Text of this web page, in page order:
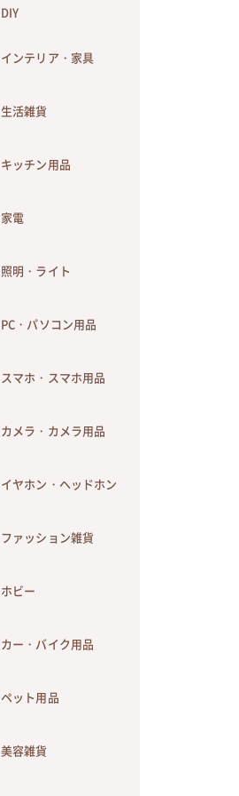
DIY
インテリア・家具
生活雑貨
キッチン用品
家電
照明・ライト
PC・パソコン用品
スマホ・スマホ用品
カメラ・カメラ用品
イヤホン・ヘッドホン
ファッション雑貨
ホビー
カー・バイク用品
ペット用品
美容雑貨